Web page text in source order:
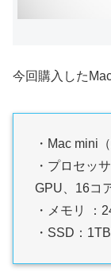
今回購入した
・Mac mini
・プロセッ
GPU、16コ
・メモリ ：
・SSD：